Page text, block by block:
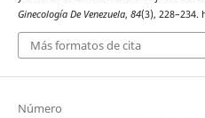
Ginecología De Venezuela, 84(3),
Más formatos de cita
Número